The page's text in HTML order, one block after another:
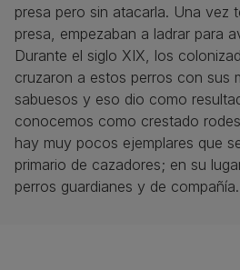
presa pero sin atacarla. Una vez
presa, empezaban a ladrar para
Durante el siglo XIX, los
cruzaron a estos perros con sus
sabuesos y eso dio como
conocemos como crestado
hay muy pocos ejemplares que
primario de cazadores; en su
perros guardianes y de compañía.